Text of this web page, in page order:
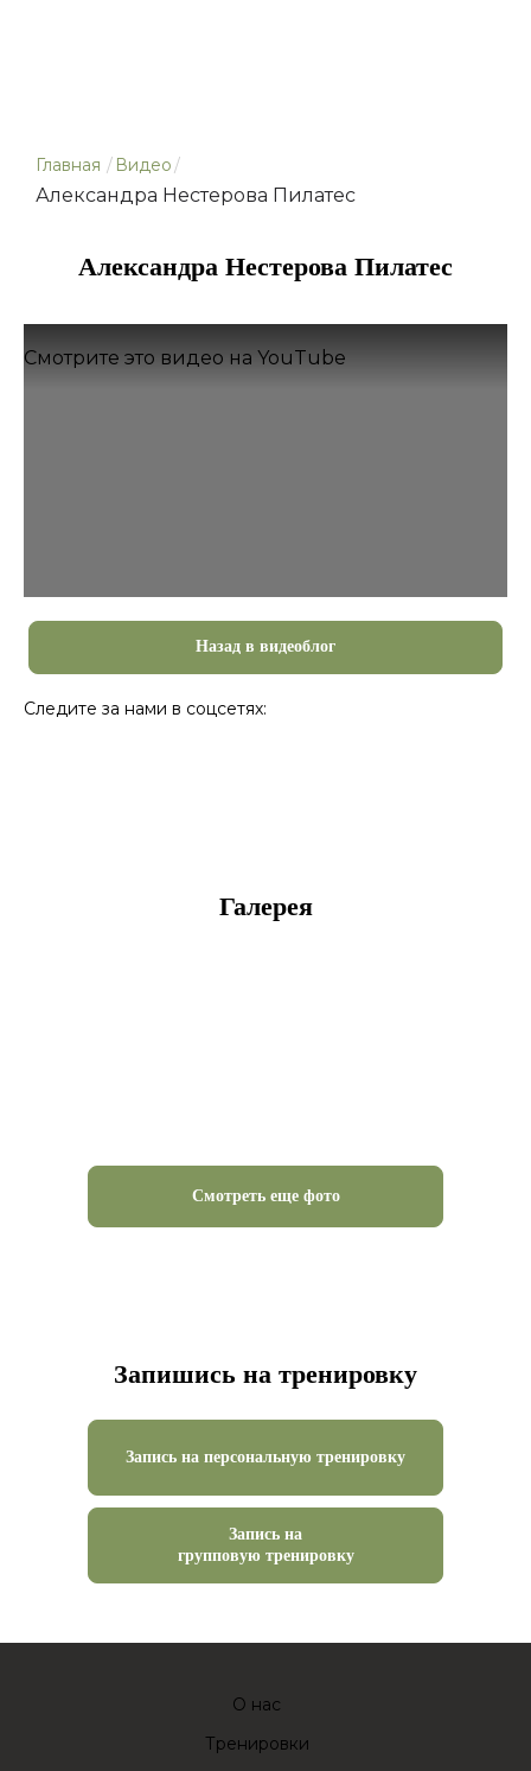
Главная / Видео/
Александра Нестерова Пилатес
Александра Нестерова Пилатес
Смотрите это видео на YouTube
Назад в видеоблог
Следите за нами в соцсетях:
Галерея
Смотреть еще фото
Запишись на тренировку
Запись на персональную тренировку
Запись на
групповую тренировку
О нас
Тренировки